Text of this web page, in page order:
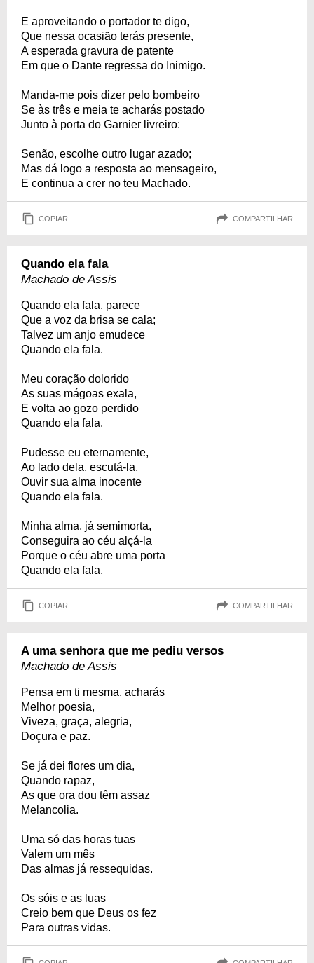
E aproveitando o portador te digo,
Que nessa ocasião terás presente,
A esperada gravura de patente
Em que o Dante regressa do Inimigo.
Manda-me pois dizer pelo bombeiro
Se às três e meia te acharás postado
Junto à porta do Garnier livreiro:
Senão, escolhe outro lugar azado;
Mas dá logo a resposta ao mensageiro,
E continua a crer no teu Machado.
COPIAR COMPARTILHAR
Quando ela fala
Machado de Assis
Quando ela fala, parece
Que a voz da brisa se cala;
Talvez um anjo emudece
Quando ela fala.
Meu coração dolorido
As suas mágoas exala,
E volta ao gozo perdido
Quando ela fala.
Pudesse eu eternamente,
Ao lado dela, escutá-la,
Ouvir sua alma inocente
Quando ela fala.
Minha alma, já semimorta,
Conseguira ao céu alçá-la
Porque o céu abre uma porta
Quando ela fala.
COPIAR COMPARTILHAR
A uma senhora que me pediu versos
Machado de Assis
Pensa em ti mesma, acharás
Melhor poesia,
Viveza, graça, alegria,
Doçura e paz.
Se já dei flores um dia,
Quando rapaz,
As que ora dou têm assaz
Melancolia.
Uma só das horas tuas
Valem um mês
Das almas já ressequidas.
Os sóis e as luas
Creio bem que Deus os fez
Para outras vidas.